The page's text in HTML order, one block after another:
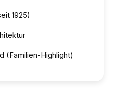
1925)
(Familien-Highlight)